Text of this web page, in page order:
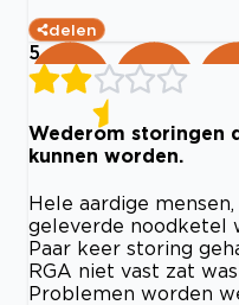
delen
5
Wederom storingen
kunnen worden.
Hele aardige
geleverde noodketel
Paar keer storing
RGA niet vast zat
Problemen worden